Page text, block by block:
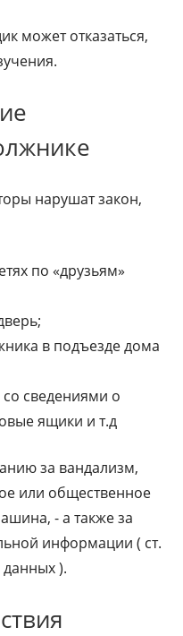
может отказаться,
нарушат закон,
по «друзьям»
в подъезде дома
со сведениями о
ящики и т.д
за вандализм,
или общественное
- а также за
информации ( ст.
).